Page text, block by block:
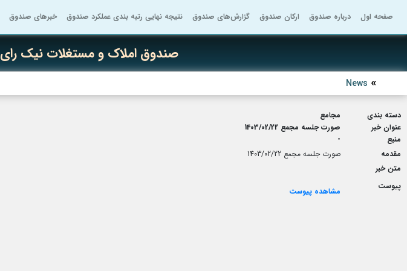
صفحه اول درباره صندوق ارکان صندوق گزارش‌های صندوق نتیجه نهایی رتبه بندی عملکرد صندوق خبرهای صندوق
صندوق املاک و مستغلات نیک رای
News
دسته بندی
مجامع
عنوان خبر
صورت جلسه مجمع 1403/02/22
منبع
-
مقدمه
صورت جلسه مجمع 1403/02/22
متن خبر
پیوست
مشاهده پیوست